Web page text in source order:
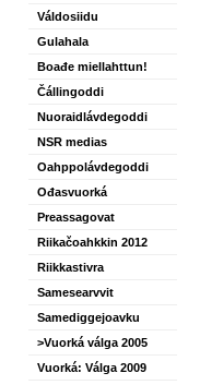
Váldosiidu
Gulahala
Boađe miellahttun!
Čállingoddi
Nuoraidlávdegoddi
NSR medias
Oahppolávdegoddi
Ođasvuorká
Preassagovat
Riikačoahkkin 2012
Riikkastivra
Samesearvvit
Samediggejoavku
>Vuorká válga 2005
Vuorká: Válga 2009